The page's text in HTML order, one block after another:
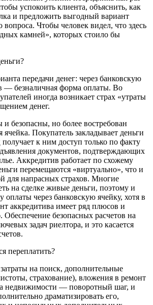
успокоить клиента, объяснить, как
и предложить выгодный вариант
Чтобы человек видел, что здесь
камней», которых стоило бы
передачи денег: через банковскую
— безналичная форма оплаты. Во
иногда возникает страх «утраты
денег.
безопасны, но более востребован
ячейка. Покупатель закладывает деньги
получает к ним доступ только по факту
документов, подтверждающих
Аккредитив работает по схожему
перемещаются «виртуально», что и
для напрасных страхов. Многие
на сделке живые деньги, поэтому и
через банковскую ячейку, хотя в
аккредитива имеет ряд плюсов и
Обеспечение безопасных расчетов на
задач риелтора, и это касается
переплатить?
на поиск, дополнительные
страхование), вложения в ремонт
недвижимости — поворотный шаг, и
драматизировать его,